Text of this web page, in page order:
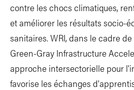
contre les chocs climatiques,
et améliorer les résultats socio-
sanitaires. WRI, dans le cadre
Green-Gray Infrastructure
approche intersectorielle pour
favorise les échanges